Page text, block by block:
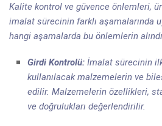
Kalite kontrol ve güvence önlemleri,
imalat sürecinin farklı aşamalarında
hangi aşamalarda bu önlemlerin
Girdi Kontrolü: İmalat sürecinin
kullanılacak malzemelerin ve
edilir. Malzemelerin özellikleri,
ve doğrulukları değerlendirilir.